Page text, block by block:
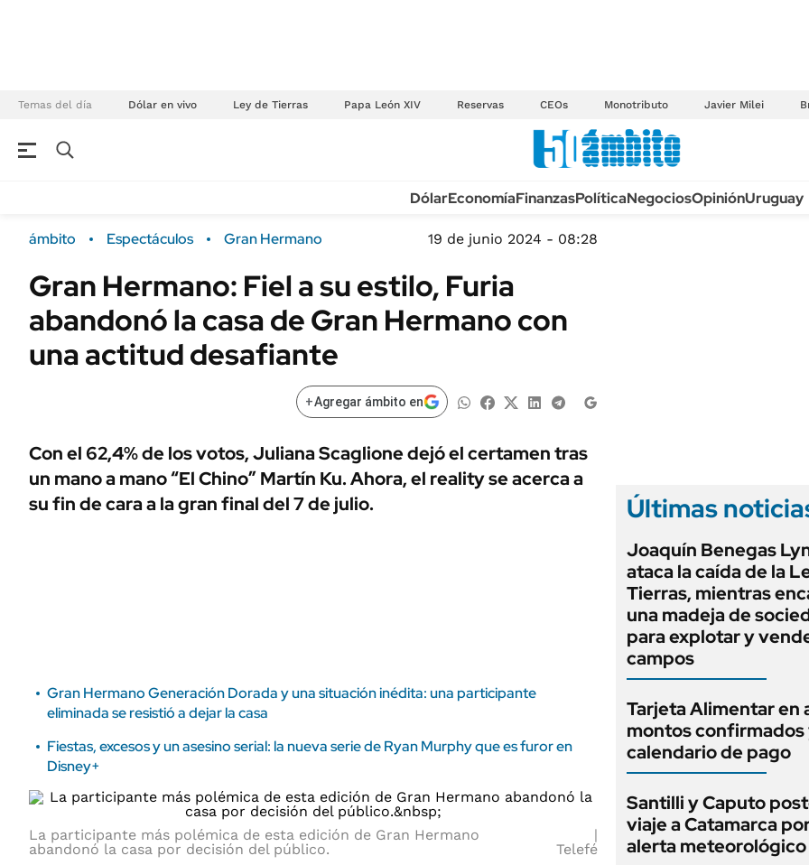
Temas del día Dólar en vivo Ley de Tierras Papa León XIV Reservas CEOs Monotributo Javier Milei
Campo
FINANZAS
Dólar
Sustentabilidad
Seguros
POLÍTICA
URUGUAY
TECNOLOGÍA
MÉXICO
MUNDO
INFORMACIÓN GENERAL
AUTOS
DólarEconomíaFinanzasPolíticaNegociosOpiniónUruguay
ámbito Espectáculos Gran Hermano 19 de junio 2024 - 08:28
Gran Hermano: Fiel a su estilo, Furia
abandonó la casa de Gran Hermano con
una actitud desafiante
+Agregar ámbito en
Con el 62,4% de los votos, Juliana Scaglione dejó el certamen tras
un mano a mano “El Chino” Martín Ku. Ahora, el reality se acerca a
su fin de cara a la gran final del 7 de julio.
Gran Hermano Generación Dorada y una situación inédita: una participante
eliminada se resistió a dejar la casa
Fiestas, excesos y un asesino serial: la nueva serie de Ryan Murphy que es furor en
Disney+
La participante más polémica de esta edición de Gran Hermano
abandonó la casa por decisión del público.
Telefé
Últimas
Joaquín Benegas
ataca la caída de la
Tierras, mientras
una madeja de
para explotar y
campos
Tarjeta Alimentar en
montos confirmados
calendario de pago
Santilli y Caputo
viaje a Catamarca
alerta meteorológico